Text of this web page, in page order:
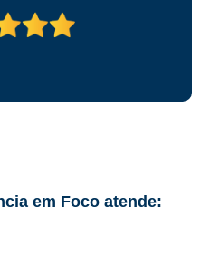
em Foco atende: